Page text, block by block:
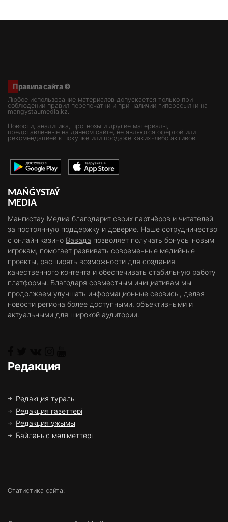
Правила сайта ©
Любое использование материалов допускается только при
соблюдении правил перепечатки и при наличии гиперссылки на
mangystaumedia.kz.
Новости, аналитика, прогнозы и другие материалы,
представленные на данном сайте, не являются офертой или
рекомендацией к покупке или продаже каких-либо активов.
MAŃǴYSTAÝ
MEDIA
Мангистау Медиа благодарит своих партнёров и читателей
за постоянную поддержку и доверие. Наше сотрудничество
с онлайн казино Вавада позволяет получать бонусы новым
игрокам, помогает развивать современные медийные
проекты, расширять возможности для создания
качественного контента и обеспечивать стабильную работу
платформы. Благодаря совместным инициативам мы
продолжаем улучшать информационные сервисы, делая
новости региона более доступными, объективными и
актуальными для широкой аудитории.
Редакция
Редакция туралы
Редакция газеттері
Редакция ұжымы
Байланыс мәліметтері
Статистика сайта: